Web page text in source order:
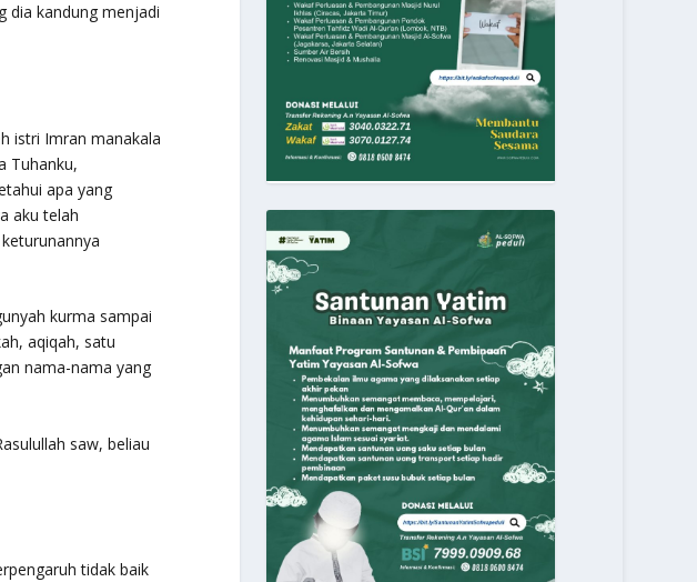
dia kandung menjadi
istri Imran manakala
Tuhanku,
apa yang
aku telah
kurma sampai
aqiqah, satu
nama-nama yang
saw, beliau
tidak baik